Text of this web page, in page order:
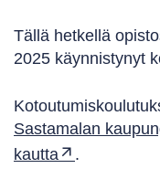
Tällä hetkellä
2025 käynnistynyt
Sastamalan
kautta
.